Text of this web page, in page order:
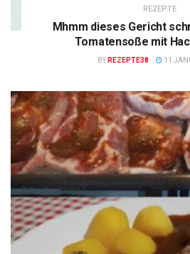
REZEPTE
Mhmm dieses Gericht
Tomatensoße mit
BY REZEPTE38 11